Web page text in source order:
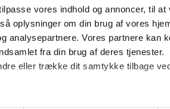
vores indhold og annoncer, til
oplysninger om din brug af vores
analysepartnere. Vores partnere kan
fra din brug af deres tjenester.
eller trække dit samtykke tilbage